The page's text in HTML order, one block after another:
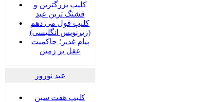
کلیپ بزرگترین و
قشنگ ترین عید
کلیپ قول می دهم
(زیرنویس انگلیسی)
پیام غدیر؛ حاکمیت
عقل بر زمین
عید نوروز
کلیپ هفت سین